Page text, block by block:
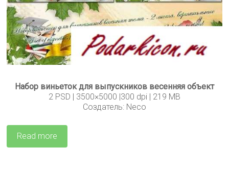
Набор виньеток для выпускников весенняя объект
2 PSD | 3500×5000 |300 dpi | 219 MB
Создатель: Neco
Read more